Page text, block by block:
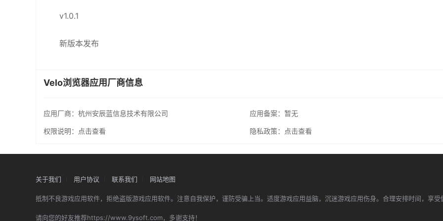
v1.0.1
新版本发布
Velo浏览器应用厂商信息
应用厂商： 杭州安辰蓝信息技术有限公司 应用备案： 暂无
权限说明： 点击查看 隐私政策： 点击查看
关于我们 用户协议 联系我们 网站地图
抵制不良游戏应用软件，拒绝盗版游戏应用软件。注意自我保护，谨防受骗上当。适度游戏应用益脑，沉迷游戏应用伤身。合理安排时间，享受
请向您的好友推荐https://www.9ysoft.com，多谢支持！